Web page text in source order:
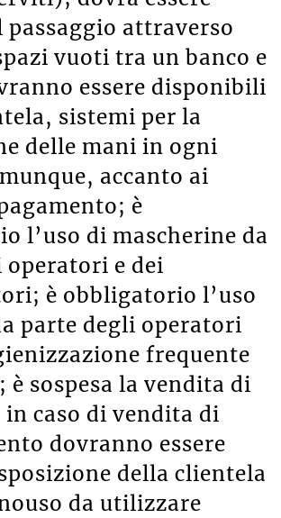
attraverso
vuoti tra un banco e
essere disponibili
sistemi per la
delle mani in ogni
accanto ai
è
l’uso di mascherine da
operatori e dei
è obbligatorio l’uso
parte degli operatori
frequente
è sospesa la vendita di
caso di vendita di
dovranno essere
della clientela
da utilizzare